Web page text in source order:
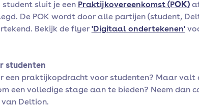
student sluit je een Praktijkovereenkomst (POK)
De POK wordt door alle partijen (student,
Bekijk de flyer 'Digitaal ondertekenen'
studenten
een praktijkopdracht voor studenten? Maar valt
een volledige stage aan te bieden? Neem dan
Deltion.